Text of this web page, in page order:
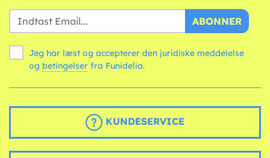
ABONNER
Jeg har læst og accepterer den juridiske meddelelse
og betingelser fra Funidelia.
KUNDESERVICE